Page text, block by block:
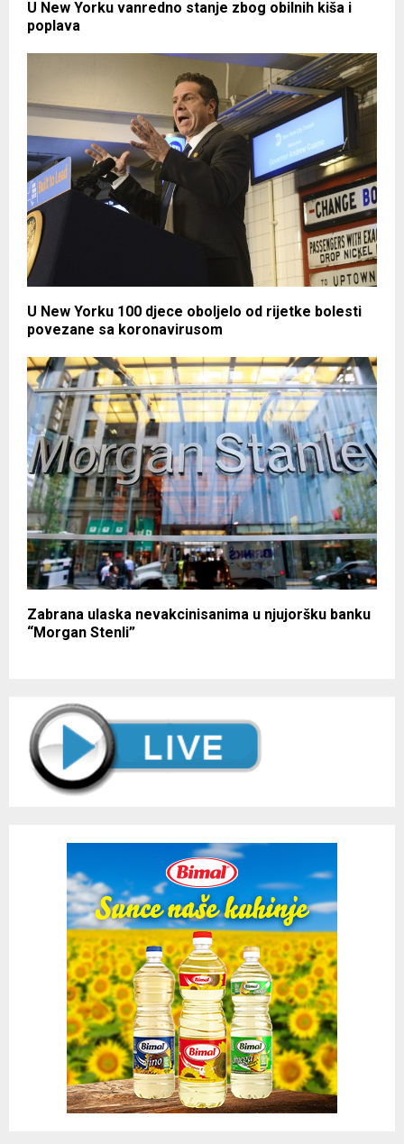
U New Yorku vanredno stanje zbog obilnih kiša i
poplava
U New Yorku 100 djece oboljelo od rijetke bolesti
povezane sa koronavirusom
Zabrana ulaska nevakcinisanima u njujoršku banku
“Morgan Stenli”